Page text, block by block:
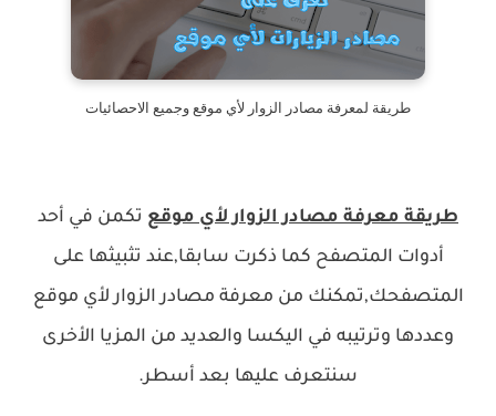
طريقة لمعرفة مصادر الزوار لأي موقع وجميع الاحصائيات
طريقة معرفة مصادر الزوار لأي موقع تكمن في أحد
أدوات المتصفح كما ذكرت سابقا,عند تثبيثها على
المتصفحك,تمكنك من معرفة مصادر الزوار لأي موقع
وعددها وترتيبه في اليكسا والعديد من المزيا الأخرى
سنتعرف عليها بعد أسطر.